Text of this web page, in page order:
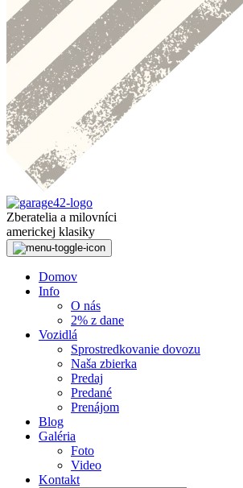
Zberatelia a milovníci
americkej klasiky
Domov
Info
O nás
2% z dane
Vozidlá
Sprostredkovanie dovozu
Naša zbierka
Predaj
Predané
Prenájom
Blog
Galéria
Foto
Video
Kontakt